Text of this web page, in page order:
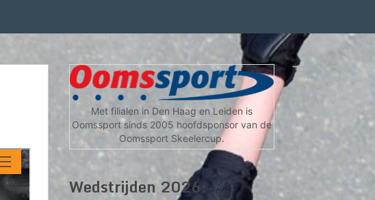
Met filialen in Den Haag en Leiden is
Oomssport sinds 2005 hoofdsponsor van de
Oomssport Skeelercup.
Wedstrijden 2026: